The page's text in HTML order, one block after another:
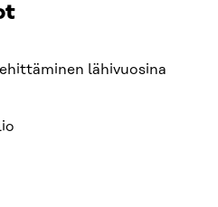
lähivuosina